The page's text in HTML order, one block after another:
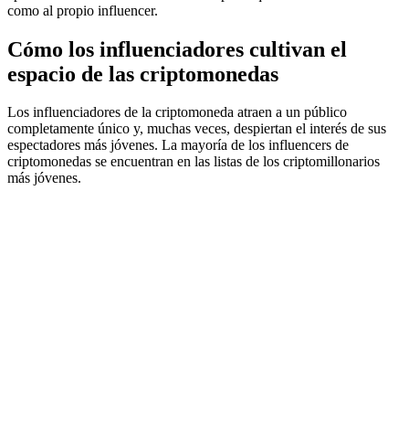
como al propio influencer.
Cómo los influenciadores cultivan el
espacio de las criptomonedas
Los influenciadores de la criptomoneda atraen a un público
completamente único y, muchas veces, despiertan el interés de sus
espectadores más jóvenes. La mayoría de los influencers de
criptomonedas se encuentran en las listas de los criptomillonarios
más jóvenes.